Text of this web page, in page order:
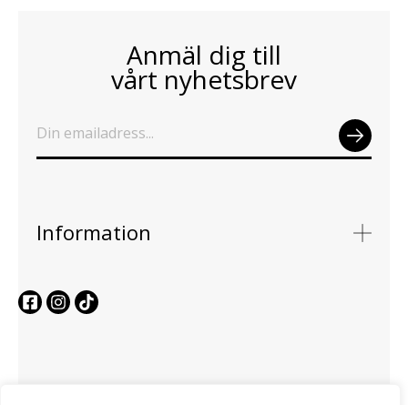
Anmäl dig till
vårt nyhetsbrev
SEN
D
Information